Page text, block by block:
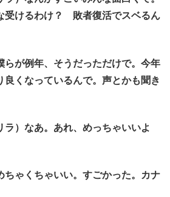
受けるわけ？ 敗者復活でスベるん
らが例年、そうだっただけで。今年
良くなっているんで。声とかも聞き
ラ）なあ。あれ、めっちゃいいよ
ちゃくちゃいい。すごかった。カナ